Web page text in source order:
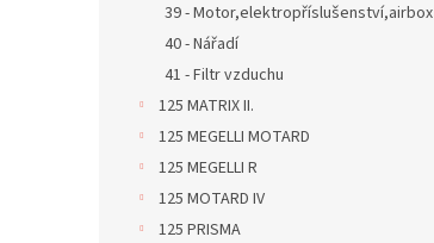
39 - Motor,elektropříslušenství,airbox
40 - Nářadí
41 - Filtr vzduchu
125 MATRIX II.
125 MEGELLI MOTARD
125 MEGELLI R
125 MOTARD IV
125 PRISMA